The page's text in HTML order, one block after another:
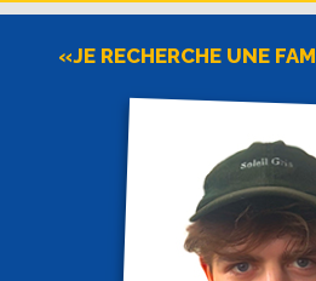
«JE RECHERCHE UNE